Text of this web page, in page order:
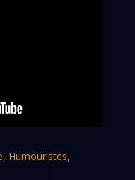
, Humouristes,